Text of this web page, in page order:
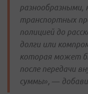
транспортных
полицией до
долги или
которая может
после передачи
суммы», —